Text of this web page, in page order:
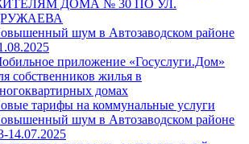
ДОМА № 30 ПО УЛ.
шум в Автозаводском районе
приложение «Госуслуги.Дом»
собственников жилья в
домах
тарифы на коммунальные услуги
шум в Автозаводском районе
14.07.2025